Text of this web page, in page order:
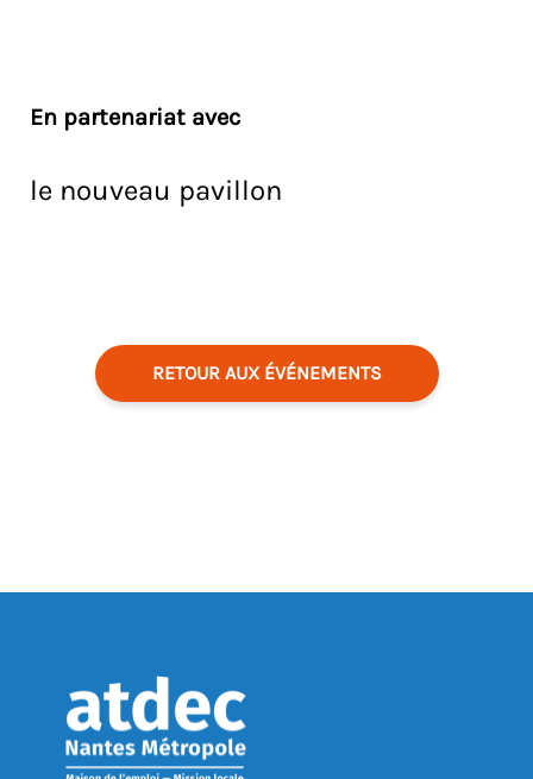
En partenariat avec
le nouveau pavillon
RETOUR AUX ÉVÉNEMENTS